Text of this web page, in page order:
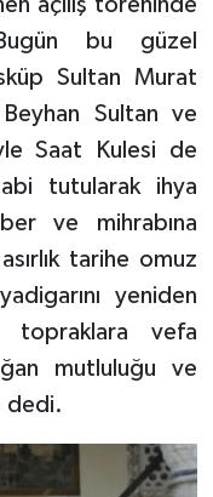
bu güzel
Sultan Murat
Sultan ve
Saat Kulesi de
tutularak ihya
ve mihrabına
tarihe omuz
yeniden
topraklara vefa
mutluluğu ve
dedi.